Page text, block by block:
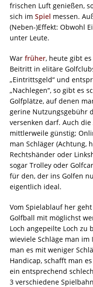
frischen Luft genießen,
sich im Spiel messen.
(Neben-)Effekt: Obwohl
unter Leute.
War früher, heute gibt
Beitritt in elitäre
„Eintrittsgeld“ und
„Nachlegen“, so gibt es
Golfplätze, auf denen
gerine Nutzungsgebühr
versenken darf. Auch
mittlerweile günstig;
man Schläger (Achtung,
Rechtshänder oder
sogar Trolley oder
für den, der ins Golfen
eigentlich ideal.
Vom Spielablauf her
Golfball mit möglichst
Loch angepeilte Loch zu
wieviele Schläge man
man es mit weniger
Handicap, schafft man
ein entsprechend
3 verschiedene